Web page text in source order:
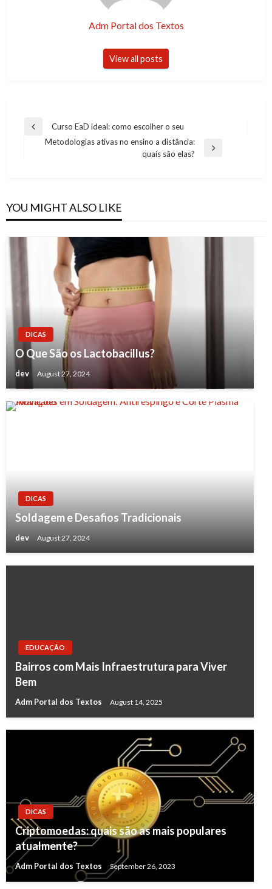
Adm Portal dos Textos
View all posts
Post
navigation
Previous
Curso EaD ideal: como escolher o seu
Metodologias ativas no ensino a distância:
quais são elas?
YOU MIGHT ALSO LIKE
DICAS
O Que São os Lactobacillus?
dev August 27, 2024
DICAS
Soldagem e Desafios Tradicionais
dev August 27, 2024
EDUCAÇÃO
Bairros com Mais Infraestrutura para Viver
Bem
Adm Portal dos Textos August 14, 2025
DICAS
Criptomoedas: quais são as mais populares
atualmente?
Adm Portal dos Textos September 26, 2023